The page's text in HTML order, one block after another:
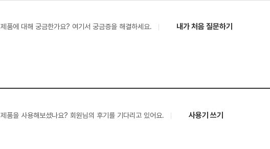
제품에 대해 궁금한가요? 여기서 궁금증을 해결하세요. 내가 처음 질문하기
제품을 사용해보셨나요? 회원님의 후기를 기다리고 있어요. 사용기 쓰기